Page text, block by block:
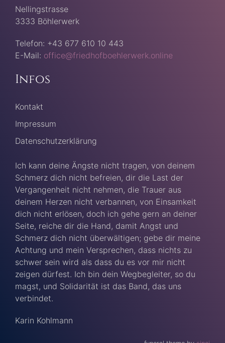
Nellingstrasse
3333 Böhlerwerk
Telefon: +43 677 610 10 443
E-Mail: office@friedhofboehlerwerk.online
Infos
Kontakt
Impressum
Datenschutzerklärung
Ich kann deine Ängste nicht tragen, von deinem
Schmerz dich nicht befreien, dir die Last der
Vergangenheit nicht nehmen, die Trauer aus
deinem Herzen nicht verbannen, von Einsamkeit
dich nicht erlösen, doch ich gehe gern an deiner
Seite, reiche dir die Hand, damit Angst und
Schmerz dich nicht überwältigen; gebe dir meine
Achtung und mein Versprechen, dass nichts zu
schwer sein wird als dass du es vor mir nicht
zeigen dürfest. Ich bin dein Wegbegleiter, so du
magst, und Solidarität ist das Band, das uns
verbindet.
Karin Kohlmann